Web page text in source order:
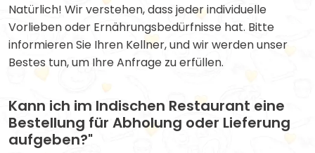
Natürlich! Wir verstehen, dass jeder individuelle
Vorlieben oder Ernährungsbedürfnisse hat. Bitte
informieren Sie Ihren Kellner, und wir werden unser
Bestes tun, um Ihre Anfrage zu erfüllen.
Kann ich im Indischen Restaurant eine
Bestellung für Abholung oder Lieferung
aufgeben?"